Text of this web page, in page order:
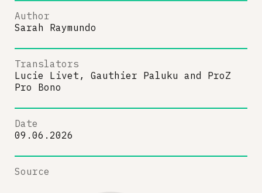
Author
Sarah Raymundo
Translators
Lucie Livet, Gauthier Paluku and ProZ
Pro Bono
Date
09.06.2026
Source